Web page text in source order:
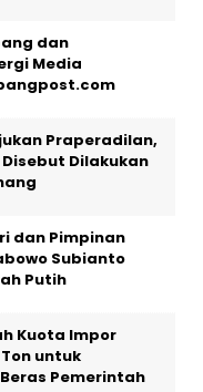
dan
Media
Praperadilan,
Dilakukan
dan Pimpinan
Subianto
Putih
Kuota Impor
untuk
Pemerintah